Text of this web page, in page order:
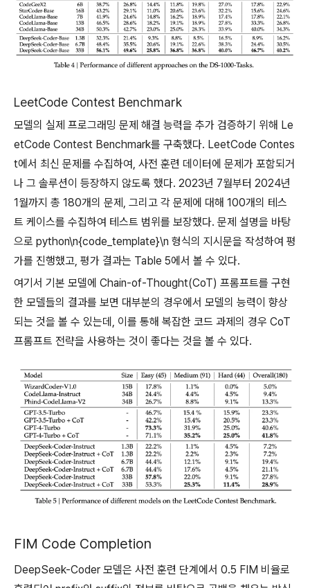
LeetCode Contest Benchmark
모델의 실제 프로그래밍 문제 해결 능력을 추가 검증하기 위해 Le
etCode Contest Benchmark를 구축했다. LeetCode Contes
t에서 최신 문제를 수집하여, 사전 훈련 데이터에 문제가 포함되거
나 그 솔루션이 등장하지 않도록 했다. 2023년 7월부터 2024년
1월까지 총 180개의 문제, 그리고 각 문제에 대해 100개의 테스
트 케이스를 수집하여 테스트 범위를 보장했다. 문제 설명을 바탕
으로 python\n{code_template}\n 형식의 지시문을 작성하여 평
가를 진행했고, 평가 결과는 Table 5에서 볼 수 있다.
여기서 기본 모델에 Chain-of-Thought(CoT) 프롬프트를 구현
한 모델들의 결과를 보면 대부분의 경우에서 모델의 능력이 향상
되는 것을 볼 수 있는데, 이를 통해 복잡한 코드 과제의 경우 CoT
프롬프트 전략을 사용하는 것이 좋다는 것을 볼 수 있다.
FIM Code Completion
DeepSeek-Coder 모델은 사전 훈련 단계에서 0.5 FIM 비율로